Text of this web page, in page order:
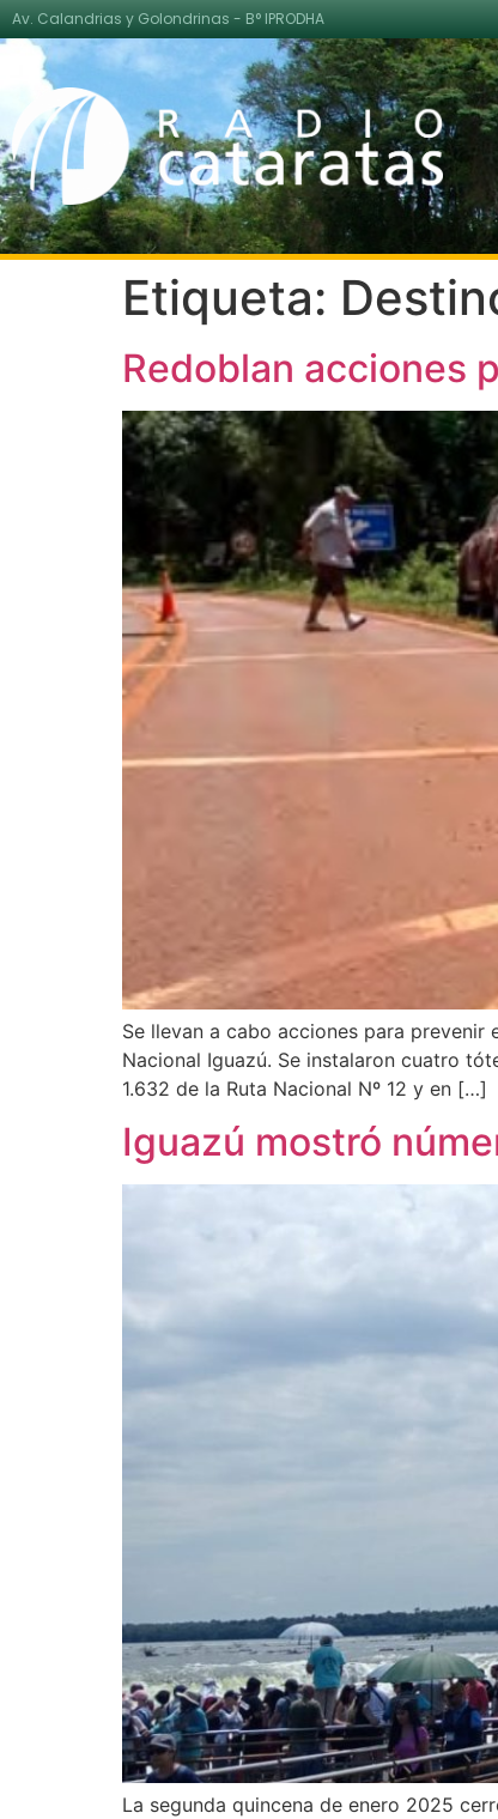
Av. Calandrias y Golondrinas - B° IPRODHA
Etiqueta:
Redoblan acciones
Se llevan a cabo acciones para
Nacional Iguazú. Se instalaron cuatro
1.632 de la Ruta Nacional Nº 12 y en […]
Iguazú mostró
La segunda quincena de enero 2025